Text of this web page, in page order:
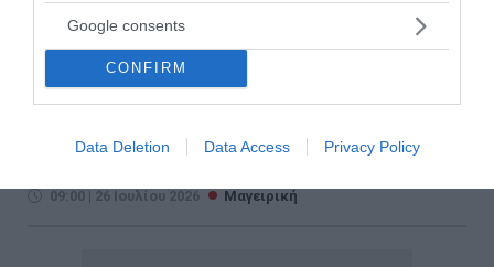
Google consents
CONFIRM
Data Deletion Data Access Privacy Policy
Γίγαντες με χταπόδι στο φούρνο
Για 4 άτομα Ετοιμασία: 40 λεπτά Μαγείρεμα: 70
χταπόδι (ή κατεψυγμένο) - 1 φλιτζάνι τσαγιού
09:00 | 26 Ιουλίου 2026 Μαγειρική